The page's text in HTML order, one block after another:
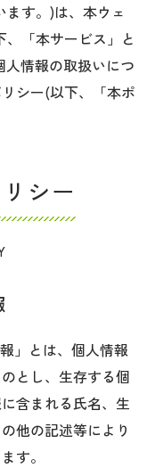
す。)は、本ウェ
「本サービス」と
情報の取扱いにつ
シー(以下、「本ポ
シー
」とは、個人情報
とし、生存する個
含まれる氏名、生
他の記述等により
す。